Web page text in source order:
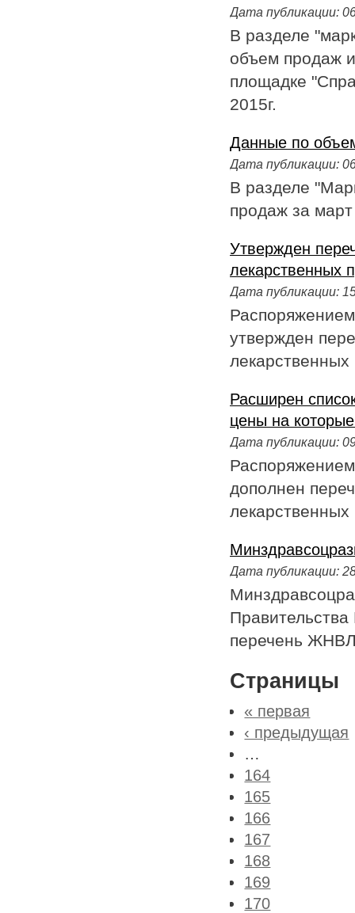
Дата публикации:
В разделе
объем продаж
площадке
2015г.
Данные по
Дата публикации:
В разделе
продаж за март
Утвержден
лекарственных
Дата публикации:
утвержден
лекарственных
Расширен
цены на
Дата публикации:
дополнен
лекарственных
Дата публикации:
перечень
Страницы
« первая
‹ предыдущая
…
164
165
166
167
168
169
170